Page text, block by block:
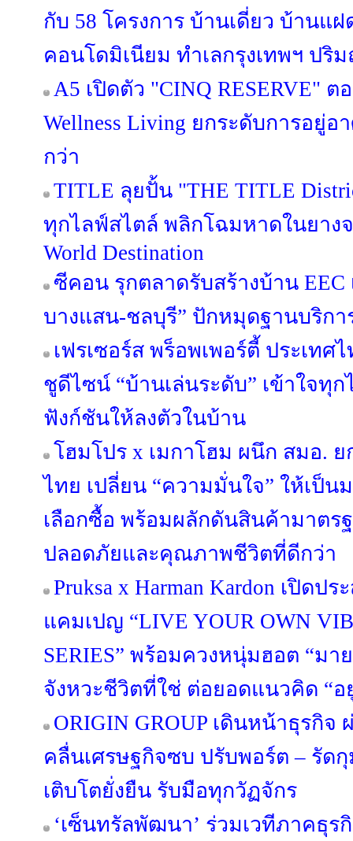
กับ 58 โครงการ บ้านเดี่ยว บ้านแ
คอนโดมิเนียม ทำเลกรุงเทพฯ ปริ
A5 เปิดตัว "CINQ RESERVE"
Wellness Living ยกระดับการอยู่
กว่า
TITLE ลุยปั้น "THE TITLE
ทุกไลฟ์สไตล์ พลิกโฉมหาดในยางจ
World Destination
ซีคอน รุกตลาดรับสร้างบ้าน EEC
บางแสน-ชลบุรี” ปักหมุดฐานบริก
เฟรเซอร์ส พร็อพเพอร์ตี้ ประเท
ชูดีไซน์ “บ้านเล่นระดับ” เข้าใจทุ
ฟังก์ชันให้ลงตัวในบ้าน
โฮมโปร x เมกาโฮม ผนึก สมอ.
ไทย เปลี่ยน “ความมั่นใจ” ให้เป็น
เลือกซื้อ พร้อมผลักดันสินค้ามาตร
ปลอดภัยและคุณภาพชีวิตที่ดีกว่า
Pruksa x Harman Kardon เปิด
แคมเปญ “LIVE YOUR OWN
SERIES” พร้อมควงหนุ่มฮอต “ม
จังหวะชีวิตที่ใช่ ต่อยอดแนวคิด “อ
ORIGIN GROUP เดินหน้าธุรกิจ
คลื่นเศรษฐกิจซบ ปรับพอร์ต – รัด
เติบโตยั่งยืน รับมือทุกวัฏจักร
‘เซ็นทรัลพัฒนา’ ร่วมเวทีภาคธุร